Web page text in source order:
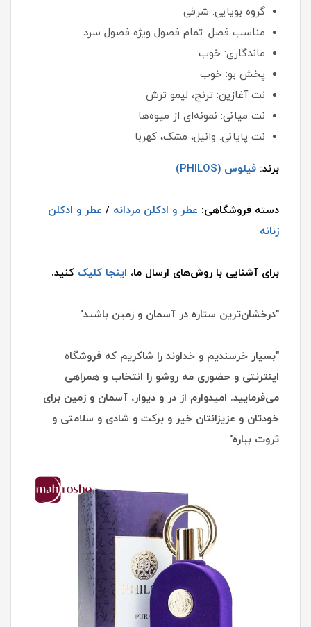
گروه بویایی: شرقی
مناسب فصل: تمام فصول ویژه فصول سرد
ماندگاری: خوب
پخش بو: خوب
نت آغازین: ترنج، لیمو ترش
نت میانی: نمونه‌ای از میوه‌ها
نت پایانی: وانیل، مشک، کهربا
برند: فیلوس (PHILOS)
دسته فروشگاهی: عطر و ادکلن مردانه / عطر و ادکلن
زنانه
برای آشنایی با روش‌های ارسال ما، اینجا کلیک کنید.
"درخشان‌ترین ستاره در آسمان و زمین باشید"
"بسیار خرسندیم و خداوند را شاکریم که فروشگاه
اینترنتی و حضوری مه روشو را انتخاب و همراهی
می‌فرمایید. امیدوارم از در و دیوار، آسمان و زمین برای
خودتان و عزیزانتان خیر و برکت و شادی و سلامتی و
ثروت بباره"